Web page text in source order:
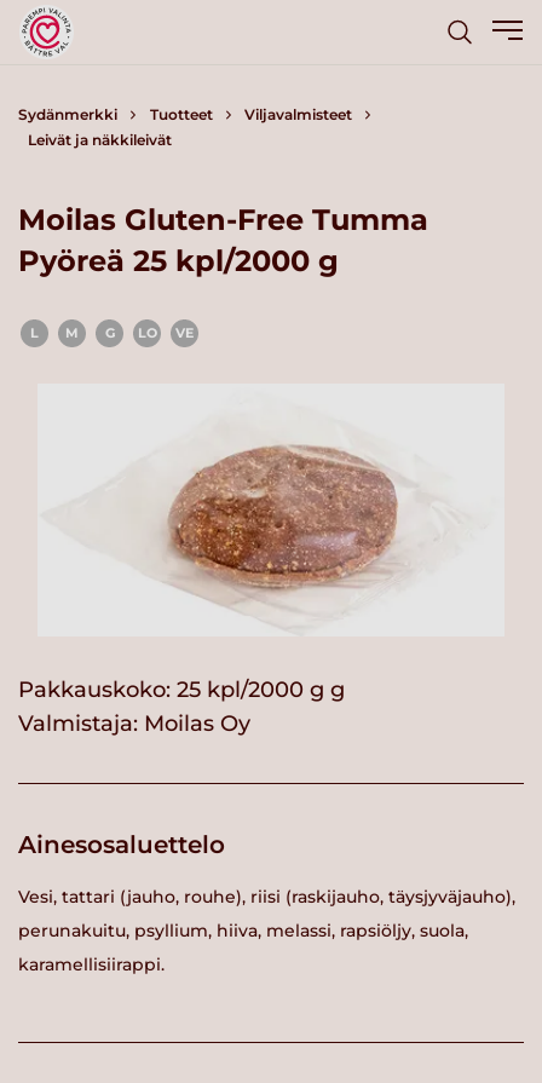
Sydänmerkki Tuotteet
Viljavalmisteet
Leivät ja näkkileivät
Moilas Gluten-Free Tumma
Pyöreä 25 kpl/2000 g
L M G LO VE
Pakkauskoko: 25 kpl/2000 g g
Valmistaja: Moilas Oy
Ainesosaluettelo
Vesi, tattari (jauho, rouhe), riisi (raskijauho, täysjyväjauho),
perunakuitu, psyllium, hiiva, melassi, rapsiöljy, suola,
karamellisiirappi.